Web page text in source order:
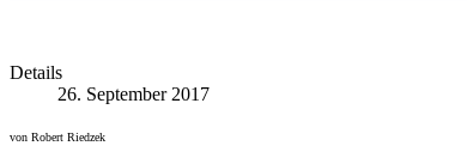
Details
26. September 2017
von Robert Riedzek